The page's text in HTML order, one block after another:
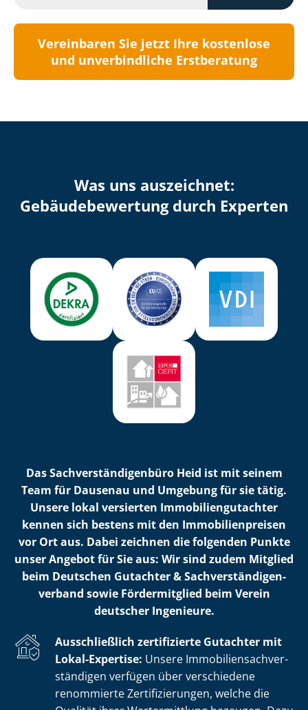
Vereinbaren Sie jetzt Ihre kostenlose
und unverbindliche Erstberatung
Was uns auszeichnet:
Ge­bäu­de­be­wer­tung durch Experten
Das Sach­ver­stän­di­gen­bü­ro Heid ist mit seinem
Team für Dausenau und Umgebung für sie tätig.
Unsere lokal versierten Im­mo­bi­li­en­gut­ach­ter
kennen sich bestens mit den Im­mo­bi­li­en­prei­sen
vor Ort aus. Dabei zeichnen die folgenden Punkte
unser Angebot für Sie aus: Wir sind zudem Mitglied
beim Deutschen Gutachter & Sach­ver­stän­di­gen­
ver­band sowie Fördermitglied beim Verein
deutscher Ingenieure.
Ausschließlich zertifizierte Gutachter mit
Lokal-Expertise: Unsere Im­mo­bi­li­en­sach­ver­
stän­di­gen verfügen über verschiedene
renommierte Zer­ti­fi­zie­run­gen, welche die